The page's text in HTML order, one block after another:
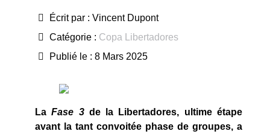
Écrit par : Vincent Dupont
Catégorie : Copa Libertadores
Publié le : 8 Mars 2025
La Fase 3de la Libertadores, ultime étape
avant la tant convoitée phase de groupes, a